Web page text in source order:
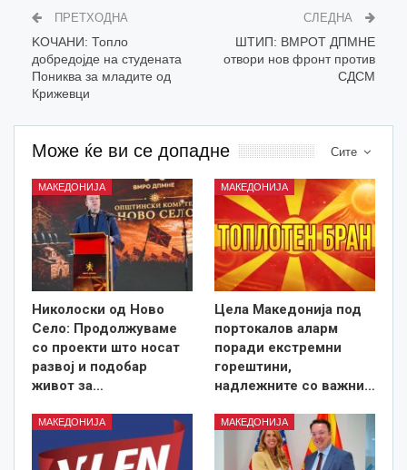
ПРЕТХОДНА
KOЧАНИ: Топло
добредојде на студената
Пониква за младите од
Крижевци
СЛЕДНА
ШТИП: ВМРОТ ДПМНЕ
отвори нов фронт против
СДСМ
Сите
Може ќе ви се допадне
МАКЕДОНИЈА
Николоски од Ново
Село: Продолжуваме
со проекти што носат
развој и подобар
живот за…
МАКЕДОНИЈА
Цела Македонија под
портокалов аларм
поради екстремни
горештини,
надлежните со важни…
МАКЕДОНИЈА МАКЕДОНИЈА